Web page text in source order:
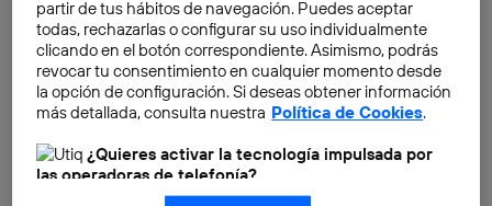
La muerte del plástico dará
paso a los nanomateriales
Miguel A. Perez
partir de tus hábitos de navegación. Puedes aceptar
todas, rechazarlas o configurar su uso individualmente
clicando en el botón correspondiente. Asimismo, podrás
revocar tu consentimiento en cualquier momento desde
la opción de configuración. Si deseas obtener información
más detallada, consulta nuestra Política de Cookies.
¿Quieres activar la tecnología impulsada por
las operadoras de telefonía?